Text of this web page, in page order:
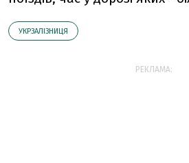
УКРЗАЛІЗНИЦЯ
РЕКЛАМА: